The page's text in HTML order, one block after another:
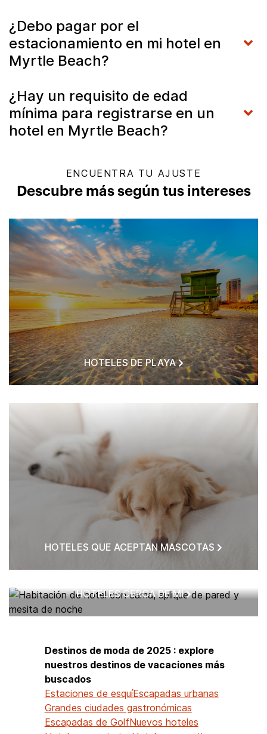
¿Debo pagar por el
estacionamiento en mi hotel en
Myrtle Beach?
¿Hay un requisito de edad
mínima para registrarse en un
hotel en Myrtle Beach?
ENCUENTRA TU AJUSTE
Descubre más según tus intereses
HOTELES DE PLAYA
HOTELES QUE ACEPTAN MASCOTAS
HOTELES CERCA DE MÍ
Destinos de moda de 2025 : explore
nuestros destinos de vacaciones más
buscados
Estaciones de esquíEscapadas urbanas
Grandes ciudades gastronómicas
Escapadas de GolfNuevos hoteles